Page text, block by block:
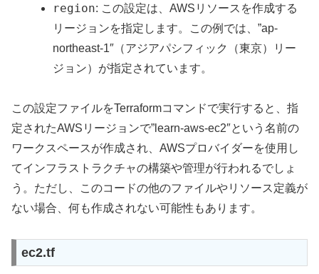
region: この設定は、AWSリソースを作成する
リージョンを指定します。この例では、”ap-
northeast-1″（アジアパシフィック（東京）リー
ジョン）が指定されています。
この設定ファイルをTerraformコマンドで実行すると、指
定されたAWSリージョンで”learn-aws-ec2″という名前の
ワークスペースが作成され、AWSプロバイダーを使用し
てインフラストラクチャの構築や管理が行われるでしょ
う。ただし、このコードの他のファイルやリソース定義が
ない場合、何も作成されない可能性もあります。
ec2.tf